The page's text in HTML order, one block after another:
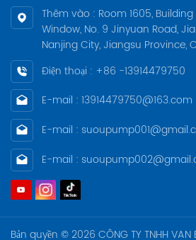
Thêm vào : Room 1605, Building
Window, No. 9 Jinyuan Road,
Nanjing City, Jiangsu Province,
Điện thoại : +86 -13914479750
E-mail : 13914479750@163.com
E-mail :
E-mail :
Bản quyền © 2026 CÔNG TY TNHH VAN